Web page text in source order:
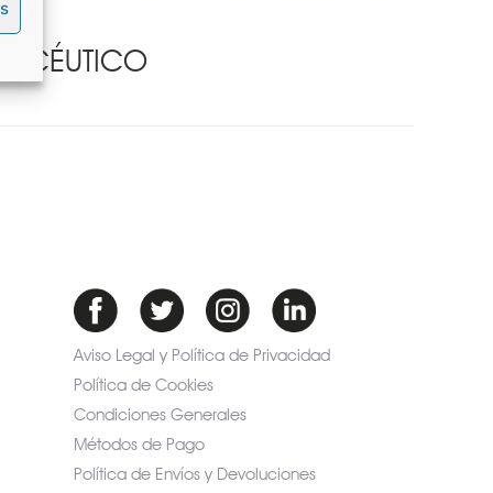
Aviso Legal y Política de Privacidad
Política de Cookies
Condiciones Generales
Métodos de Pago
Política de Envíos y Devoluciones